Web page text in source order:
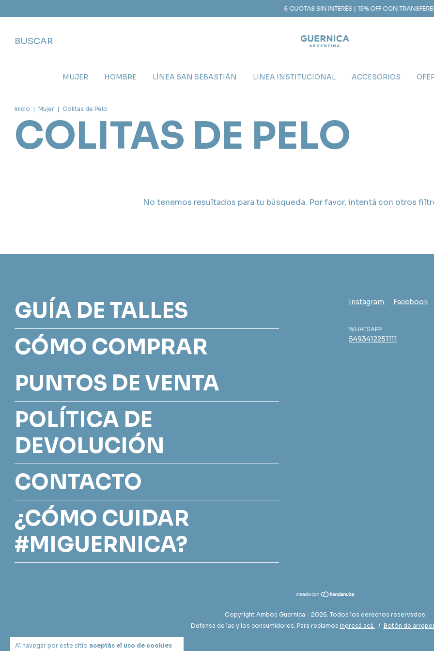
6 CUOTAS SIN INTERÉS | 15% OFF CON
BUSCAR
MUJER HOMBRE LÍNEA SAN SEBASTIÁN LINEA INSTITUCIONAL ACCESORIOS
Al navegar por este sitio aceptás el uso de cookies
Inicio | Mujer | Colitas de Pelo
COLITAS DE PELO
No tenemos resultados para tu búsqueda. Por favor, intentá con otros
GUÍA DE TALLES
CÓMO COMPRAR
PUNTOS DE VENTA
POLÍTICA DE
DEVOLUCIÓN
CONTACTO
¿CÓMO CUIDAR
#MIGUERNICA?
Instagram Facebook
WHATSAPP
5493412251111
Copyright Ambos Guernica - 2026. Todos los derechos reservados.
Defensa de las y los consumidores. Para reclamos ingresá acá. / Botón de